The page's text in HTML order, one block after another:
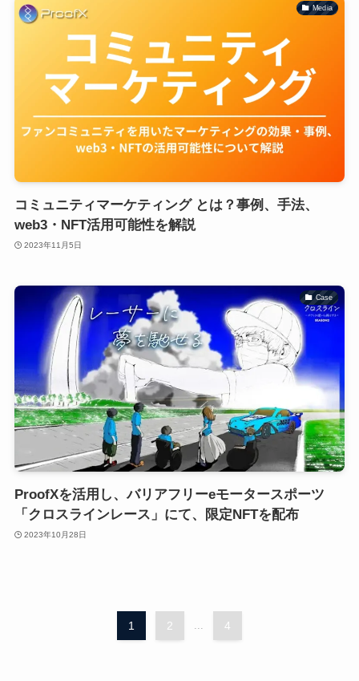
Media
コミュニティマーケティング とは？事例、手法、
web3・NFT活用可能性を解説
2023年11月5日
Case
ProofXを活用し、バリアフリーeモータースポーツ
「クロスラインレース」にて、限定NFTを配布
2023年10月28日
1 2 ... 4